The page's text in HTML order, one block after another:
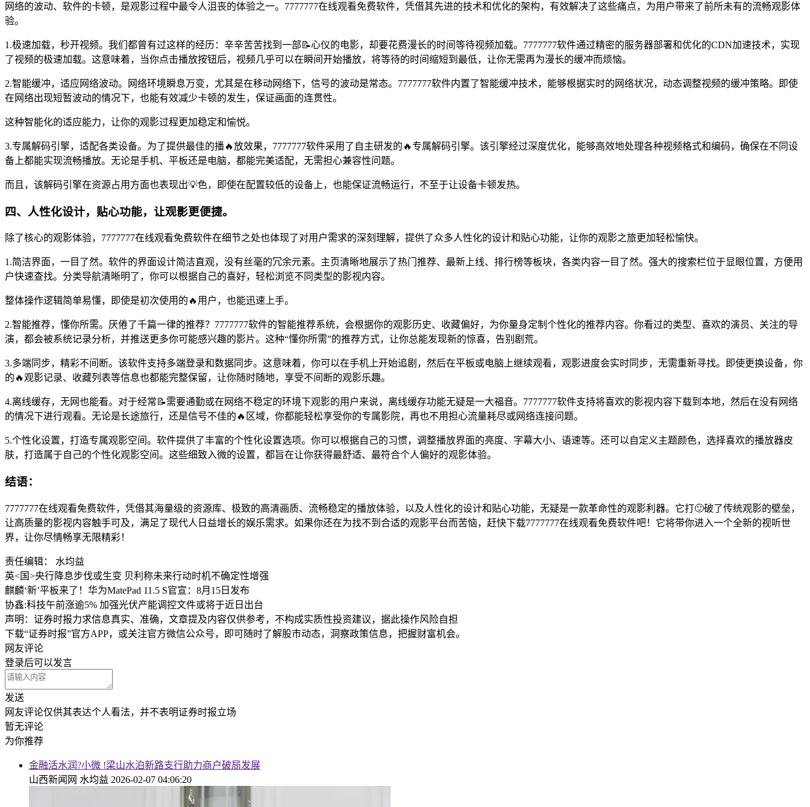
网络的波动、软件的卡顿，是观影过程中最令人沮丧的体验之一。7777777在线观看免费软件，凭借其先进的技术和优化的架构，有效解决了这些痛点，为用户带来了前所未有的流畅观影体
验。
1.极速加载，秒开视频。我们都曾有过这样的经历：辛辛苦苦找到一部📝心仪的电影，却要花费漫长的时间等待视频加载。7777777软件通过精密的服务器部署和优化的CDN加速技术，实现
了视频的极速加载。这意味着，当你点击播放按钮后，视频几乎可以在瞬间开始播放，将等待的时间缩短到最低，让你无需再为漫长的缓冲而烦恼。
2.智能缓冲，适应网络波动。网络环境瞬息万变，尤其是在移动网络下，信号的波动是常态。7777777软件内置了智能缓冲技术，能够根据实时的网络状况，动态调整视频的缓冲策略。即使
在网络出现短暂波动的情况下，也能有效减少卡顿的发生，保证画面的连贯性。
这种智能化的适应能力，让你的观影过程更加稳定和愉悦。
3.专属解码引擎，适配各类设备。为了提供最佳的播🔥放效果，7777777软件采用了自主研发的🔥专属解码引擎。该引擎经过深度优化，能够高效地处理各种视频格式和编码，确保在不同设
备上都能实现流畅播放。无论是手机、平板还是电脑，都能完美适配，无需担心兼容性问题。
而且，该解码引擎在资源占用方面也表现出💡色，即使在配置较低的设备上，也能保证流畅运行，不至于让设备卡顿发热。
四、人性化设计，贴心功能，让观影更便捷。
除了核心的观影体验，7777777在线观看免费软件在细节之处也体现了对用户需求的深刻理解，提供了众多人性化的设计和贴心功能，让你的观影之旅更加轻松愉快。
1.简洁界面，一目了然。软件的界面设计简洁直观，没有丝毫的冗余元素。主页清晰地展示了热门推荐、最新上线、排行榜等板块，各类内容一目了然。强大的搜索栏位于显眼位置，方便用
户快速查找。分类导航清晰明了，你可以根据自己的喜好，轻松浏览不同类型的影视内容。
整体操作逻辑简单易懂，即使是初次使用的🔥用户，也能迅速上手。
2.智能推荐，懂你所需。厌倦了千篇一律的推荐？7777777软件的智能推荐系统，会根据你的观影历史、收藏偏好，为你量身定制个性化的推荐内容。你看过的类型、喜欢的演员、关注的导
演，都会被系统记录分析，并推送更多你可能感兴趣的影片。这种“懂你所需”的推荐方式，让你总能发现新的惊喜，告别剧荒。
3.多端同步，精彩不间断。该软件支持多端登录和数据同步。这意味着，你可以在手机上开始追剧，然后在平板或电脑上继续观看，观影进度会实时同步，无需重新寻找。即使更换设备，你
的🔥观影记录、收藏列表等信息也都能完整保留，让你随时随地，享受不间断的观影乐趣。
4.离线缓存，无网也能看。对于经常📝需要通勤或在网络不稳定的环境下观影的用户来说，离线缓存功能无疑是一大福音。7777777软件支持将喜欢的影视内容下载到本地，然后在没有网络
的情况下进行观看。无论是长途旅行，还是信号不佳的🔥区域，你都能轻松享受你的专属影院，再也不用担心流量耗尽或网络连接问题。
5.个性化设置，打造专属观影空间。软件提供了丰富的个性化设置选项。你可以根据自己的习惯，调整播放界面的亮度、字幕大小、语速等。还可以自定义主题颜色，选择喜欢的播放器皮
肤，打造属于自己的个性化观影空间。这些细致入微的设置，都旨在让你获得最舒适、最符合个人偏好的观影体验。
结语：
7777777在线观看免费软件，凭借其海量级的资源库、极致的高清画质、流畅稳定的播放体验，以及人性化的设计和贴心功能，无疑是一款革命性的观影利器。它打🙂破了传统观影的壁垒，
让高质量的影视内容触手可及，满足了现代人日益增长的娱乐需求。如果你还在为找不到合适的观影平台而苦恼，赶快下载7777777在线观看免费软件吧！它将带你进入一个全新的视听世
界，让你尽情畅享无限精彩！
责任编辑： 水均益
英<国>央行降息步伐或生变 贝利称未来行动时机不确定性增强
麒麟‘新’平板来了！华为MatePad 11.5 S官宣：8月15日发布
协鑫:科技午前涨逾5% 加强光伏产能调控文件或将于近日出台
声明：证券时报力求信息真实、准确，文章提及内容仅供参考，不构成实质性投资建议，据此操作风险自担
下载“证券时报”官方APP，或关注官方微信公众号，即可随时了解股市动态，洞察政策信息，把握财富机会。
网友评论
登录后可以发言
发送
网友评论仅供其表达个人看法，并不表明证券时报立场
暂无评论
为你推荐
金融活水润?小微 !梁山水泊新路支行助力商户破局发展
山西新闻网 水均益 2026-02-07 04:06:20